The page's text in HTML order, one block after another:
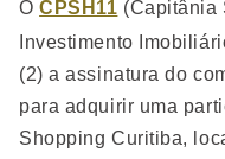
OCPSH11 (Capitânia
Investimento
(2) a assinatura do
para adquirir uma
Shopping Curitiba,